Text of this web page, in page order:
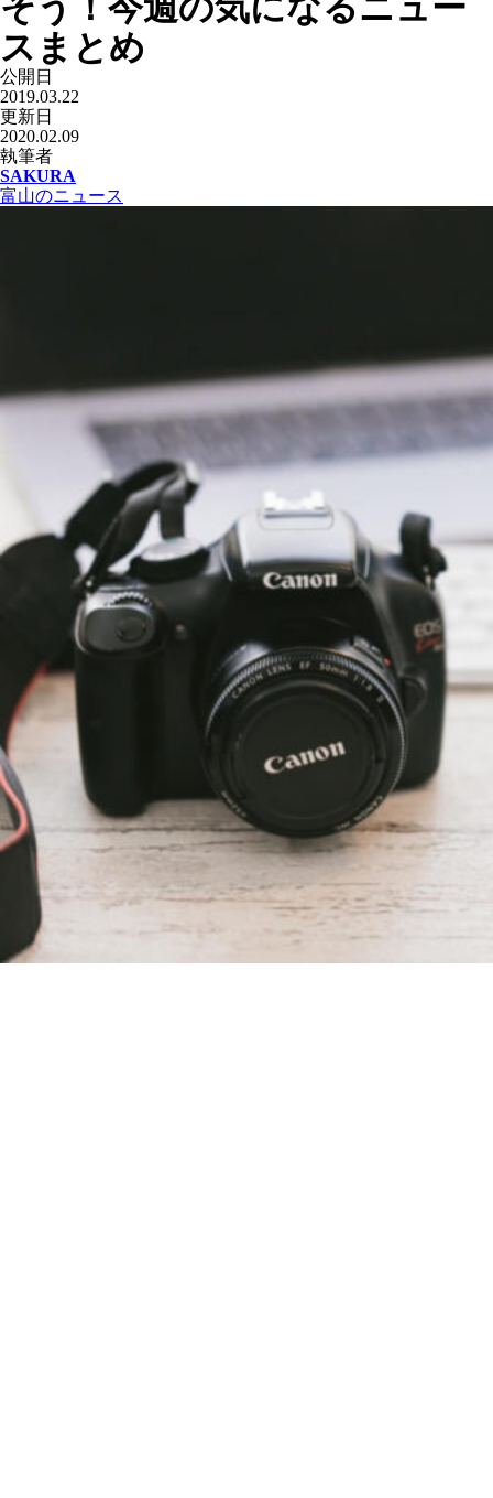
スまとめ
公開日
2019.03.22
更新日
2020.02.09
執筆者
SAKURA
富山のニュース